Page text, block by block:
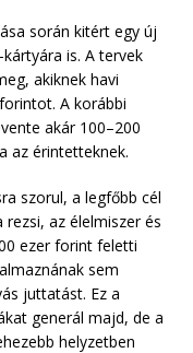
során kitért egy új
is. A tervek
akiknek havi
A korábbi
akár 100–200
az érintetteknek.
szorul, a legfőbb cél
az élelmiszer és
ezer forint feletti
sem
juttatást. Ez a
generál majd, de a
helyzetben